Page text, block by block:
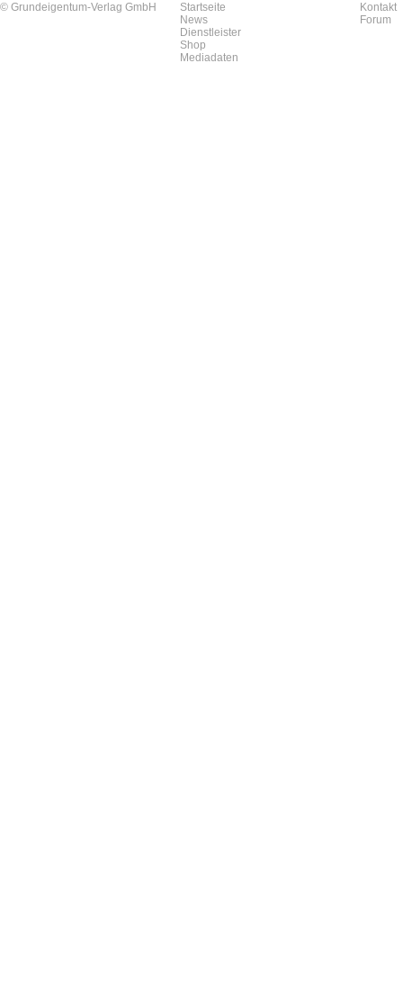
© Grundeigentum-Verlag GmbH
Startseite
News
Dienstleister
Shop
Mediadaten
Kontakt
Forum